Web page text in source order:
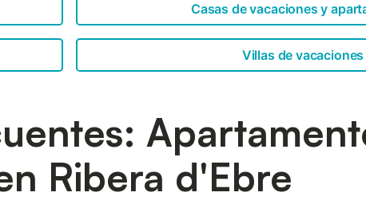
Casas de vacaciones y
Villas de vacaciones
Ribera d'Ebre